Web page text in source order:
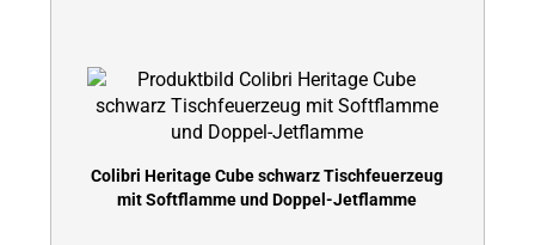
Colibri Heritage Cube schwarz Tischfeuerzeug
mit Softflamme und Doppel-Jetflamme